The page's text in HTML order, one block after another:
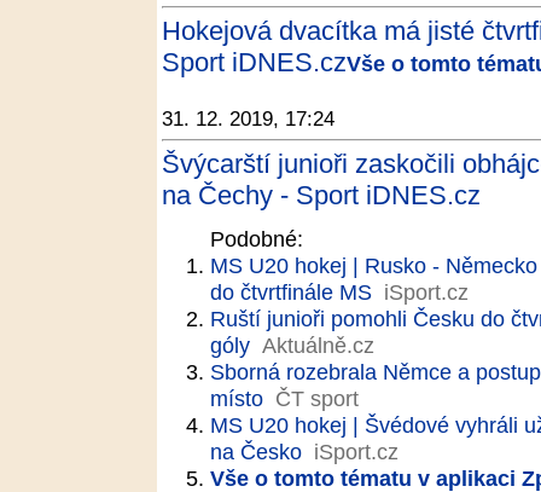
Hokejová dvacítka má jisté
Sport iDNES.czVše o tomto
31. 12. 2019, 17:24
Švýcarští junioři zaskočili
na Čechy - Sport iDNES.cz
Podobné:
MS U20 hokej | Rusko -
do čtvrtfinále MS iSport.cz
Ruští junioři pomohli Česku do
góly Aktuálně.cz
Sborná rozebrala Němce a
místo ČT sport
MS U20 hokej | Švédové vyhráli
na Česko iSport.cz
Vše o tomto tématu v aplikaci